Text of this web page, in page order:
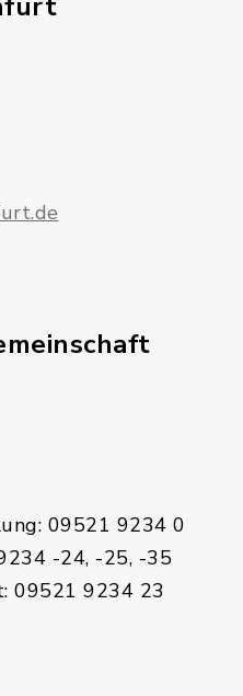
09521 9234 0
-24, -25, -35
09521 9234 23